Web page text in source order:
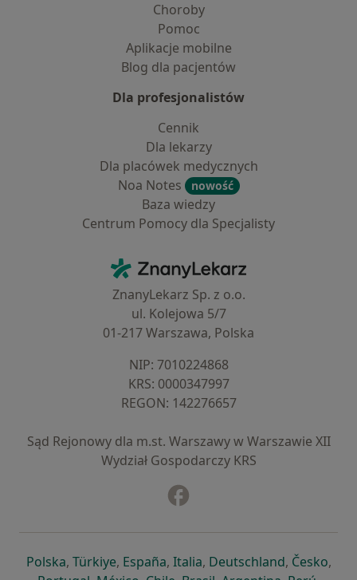
Choroby
Pomoc
Aplikacje mobilne
Blog dla pacjentów
Dla profesjonalistów
Cennik
Dla lekarzy
Dla placówek medycznych
Noa Notes
nowość
Baza wiedzy
Centrum Pomocy dla Specjalisty
ZnanyLekarz - Strona główna
ZnanyLekarz Sp. z o.o.
ul. Kolejowa 5/7
01-217 Warszawa, Polska
NIP: ⁠7010224868
KRS: ⁠0000347997
REGON: ⁠142276657
Sąd Rejonowy dla m.st. Warszawy w Warszawie XII
Wydział Gospodarczy KRS
Polskaotwiera się w nowej karcie
, Türkiyeotwiera się w nowej karcie
, Españaotwiera się w nowej karcie
, Italiaotwiera się w nowej
, Deutschlandotwiera się
, Česko,